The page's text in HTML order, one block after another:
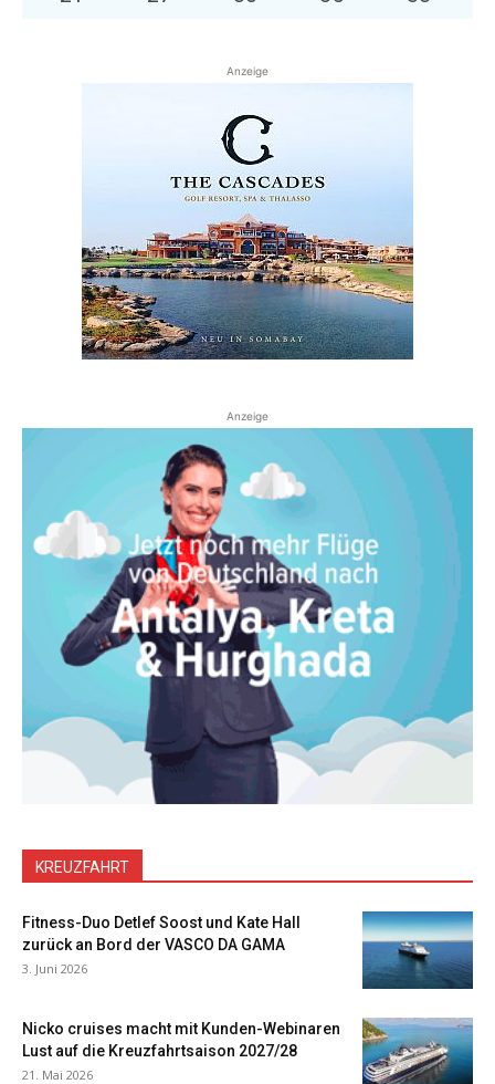
Anzeige
Anzeige
KREUZFAHRT
Fitness-Duo Detlef Soost und Kate Hall
zurück an Bord der VASCO DA GAMA
3. Juni 2026
Nicko cruises macht mit Kunden-Webinaren
Lust auf die Kreuzfahrtsaison 2027/28
21. Mai 2026